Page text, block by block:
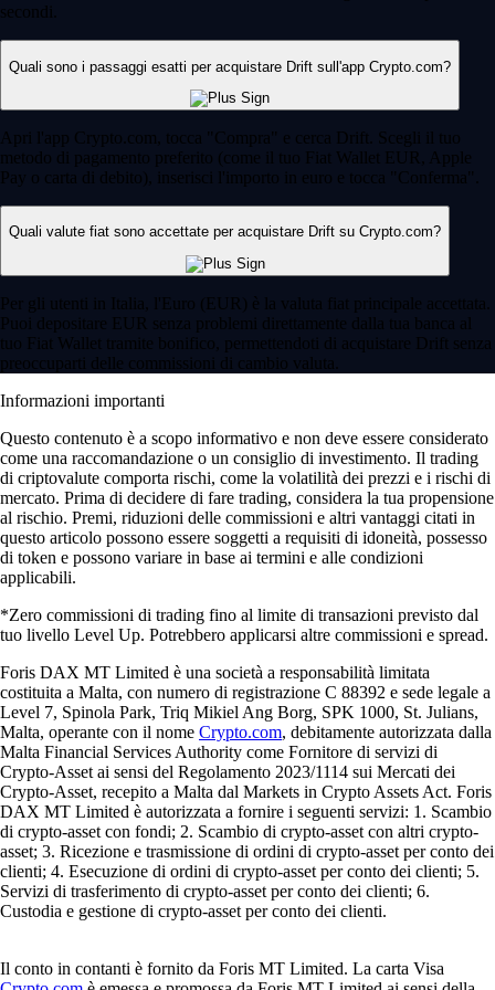
secondi.
Quali sono i passaggi esatti per acquistare Drift sull'app Crypto.com?
Apri l'app Crypto.com, tocca "Compra" e cerca Drift. Scegli il tuo
metodo di pagamento preferito (come il tuo Fiat Wallet EUR, Apple
Pay o carta di debito), inserisci l'importo in euro e tocca "Conferma".
Quali valute fiat sono accettate per acquistare Drift su Crypto.com?
Per gli utenti in Italia, l'Euro (EUR) è la valuta fiat principale accettata.
Puoi depositare EUR senza problemi direttamente dalla tua banca al
tuo Fiat Wallet tramite bonifico, permettendoti di acquistare Drift senza
preoccuparti delle commissioni di cambio valuta.
Informazioni importanti
Questo contenuto è a scopo informativo e non deve essere considerato
come una raccomandazione o un consiglio di investimento. Il trading
di criptovalute comporta rischi, come la volatilità dei prezzi e i rischi di
mercato. Prima di decidere di fare trading, considera la tua propensione
al rischio. Premi, riduzioni delle commissioni e altri vantaggi citati in
questo articolo possono essere soggetti a requisiti di idoneità, possesso
di token e possono variare in base ai termini e alle condizioni
applicabili.
*Zero commissioni di trading fino al limite di transazioni previsto dal
tuo livello Level Up. Potrebbero applicarsi altre commissioni e spread.
Foris DAX MT Limited è una società a responsabilità limitata
costituita a Malta, con numero di registrazione C 88392 e sede legale a
Level 7, Spinola Park, Triq Mikiel Ang Borg, SPK 1000, St. Julians,
Malta, operante con il nome Crypto.com, debitamente autorizzata dalla
Malta Financial Services Authority come Fornitore di servizi di
Crypto-Asset ai sensi del Regolamento 2023/1114 sui Mercati dei
Crypto-Asset, recepito a Malta dal Markets in Crypto Assets Act. Foris
DAX MT Limited è autorizzata a fornire i seguenti servizi: 1. Scambio
di crypto-asset con fondi; 2. Scambio di crypto-asset con altri crypto-
asset; 3. Ricezione e trasmissione di ordini di crypto-asset per conto dei
clienti; 4. Esecuzione di ordini di crypto-asset per conto dei clienti; 5.
Servizi di trasferimento di crypto-asset per conto dei clienti; 6.
Custodia e gestione di crypto-asset per conto dei clienti.
Il conto in contanti è fornito da Foris MT Limited. La carta Visa